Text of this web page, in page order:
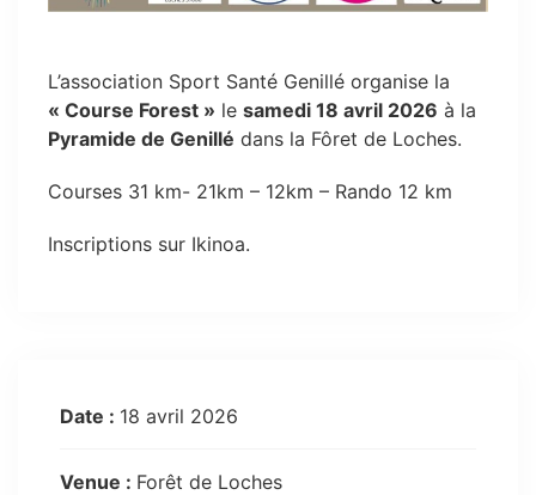
L’association Sport Santé Genillé organise la
« Course Forest » le samedi 18 avril 2026 à la
Pyramide de Genillé dans la Fôret de Loches.
Courses 31 km- 21km – 12km – Rando 12 km
Inscriptions sur Ikinoa.
Date : 18 avril 2026
Venue : Forêt de Loches